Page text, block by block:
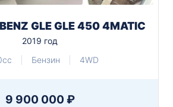
GLE GLE 450 4MATIC
2019 год
Бензин 4WD
9 900 000 ₽